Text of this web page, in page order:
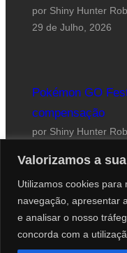
Valorizamos a
Utilizamos cookies para
navegação, apresentar
e analisar o nosso
concorda com a
por Shiny Hunter Rob
29 de Julho, 2026
Pokémon GO
compensação
por Shiny Hunter Rob
Website desenhado